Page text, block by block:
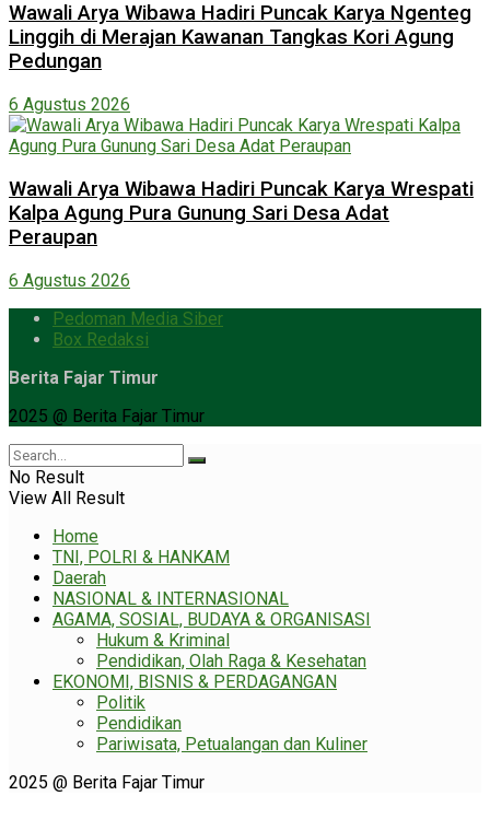
Wawali Arya Wibawa Hadiri Puncak Karya Ngenteg
Linggih di Merajan Kawanan Tangkas Kori Agung
Pedungan
6 Agustus 2026
Wawali Arya Wibawa Hadiri Puncak Karya Wrespati
Kalpa Agung Pura Gunung Sari Desa Adat
Peraupan
6 Agustus 2026
Pedoman Media Siber
Box Redaksi
Berita Fajar Timur
2025 @ Berita Fajar Timur
No Result
View All Result
Home
TNI, POLRI & HANKAM
Daerah
NASIONAL & INTERNASIONAL
AGAMA, SOSIAL, BUDAYA & ORGANISASI
Hukum & Kriminal
Pendidikan, Olah Raga & Kesehatan
EKONOMI, BISNIS & PERDAGANGAN
Politik
Pendidikan
Pariwisata, Petualangan dan Kuliner
2025 @ Berita Fajar Timur